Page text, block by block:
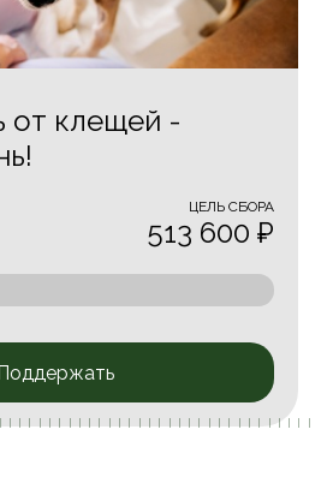
от клещей -
ЦЕЛЬ СБОРА
513 600 ₽